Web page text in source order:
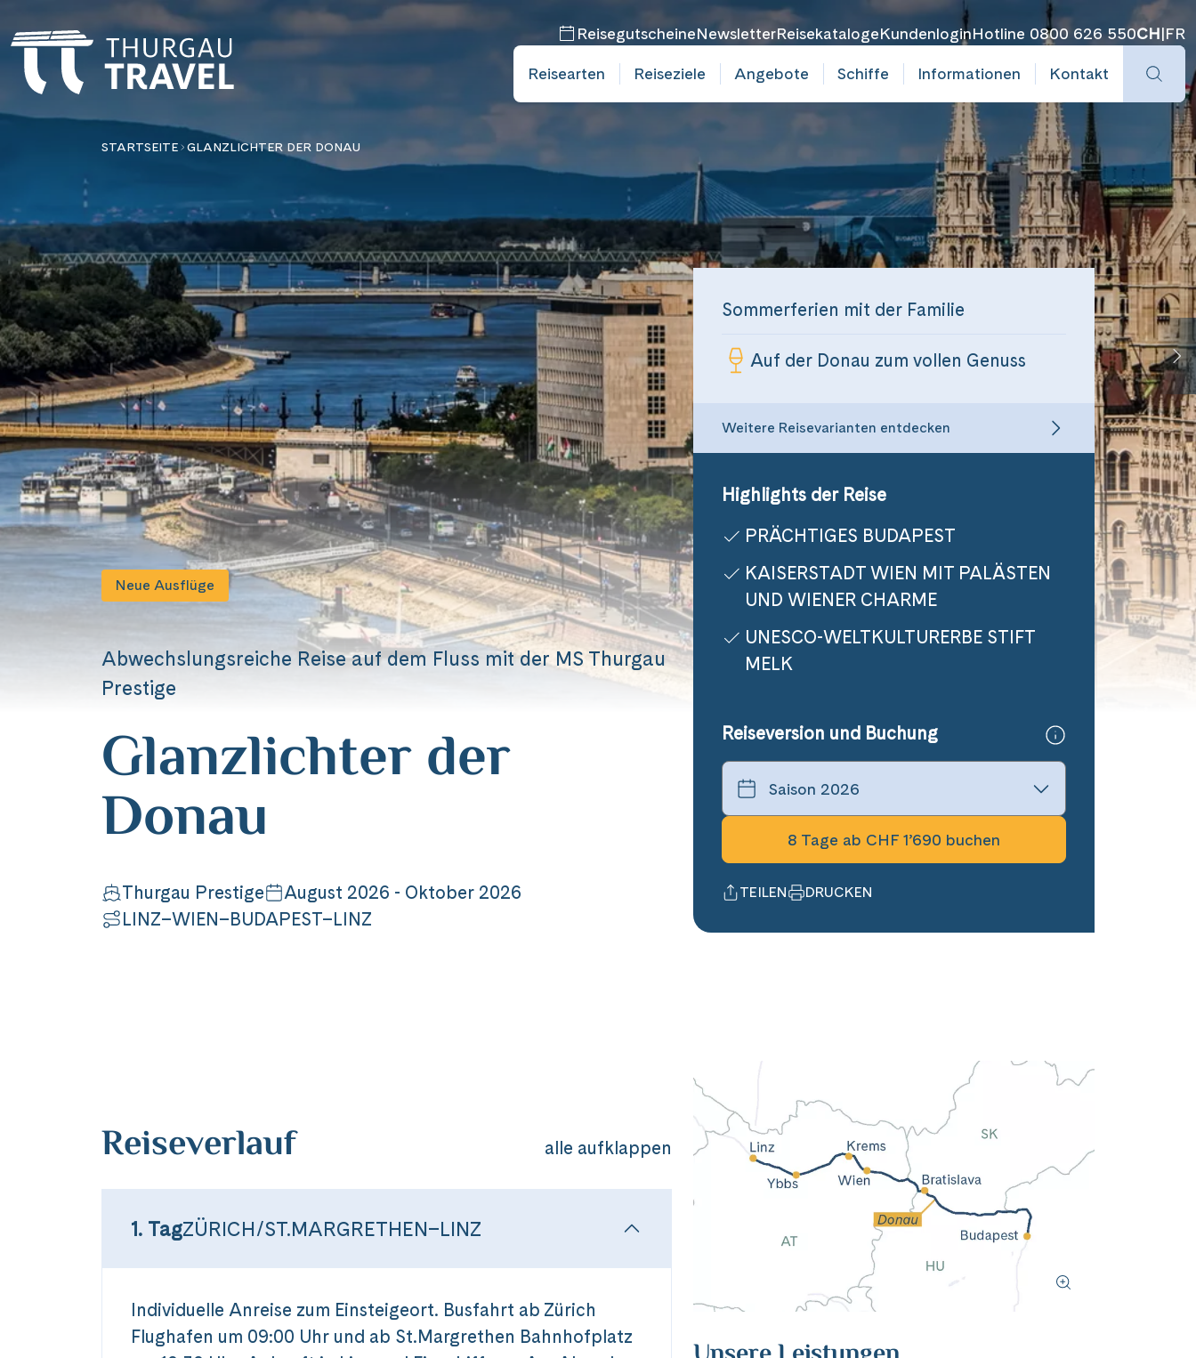
ReisegutscheineNewsletterReisekatalogeKundenloginHotline 0800 626 550CH|FR
Reisearten Reiseziele Angebote Schiffe Informationen Kontakt
STARTSEITE GLANZLICHTER DER DONAU
Neue Ausflüge
Abwechslungsreiche Reise auf dem Fluss mit der MS Thurgau
Prestige
Glanzlichter der
Donau
Thurgau Prestige
August 2026 - Oktober 2026
LINZ–WIEN–BUDAPEST–LINZ
Sommerferien mit der Familie
Auf der Donau zum vollen Genuss
Weitere Reisevarianten entdecken
Highlights der Reise
PRÄCHTIGES BUDAPEST
KAISERSTADT WIEN MIT PALÄSTEN
UND WIENER CHARME
UNESCO-WELTKULTURERBE STIFT
MELK
Reiseversion und Buchung
8 Tage ab CHF 1’690 buchen
TEILEN DRUCKEN
Reiseverlauf alle aufklappen
1. TagZÜRICH/ST.MARGRETHEN–LINZ
Individuelle Anreise zum Einsteigeort. Busfahrt ab Zürich
Flughafen um 09:00 Uhr und ab St.Margrethen Bahnhofplatz